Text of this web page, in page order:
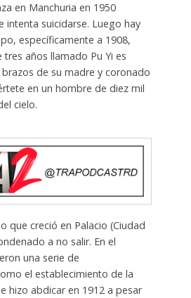
en Manchuria en 1950
intenta suicidarse. Luego hay
específicamente a 1908,
años llamado Pu Yi es
de su madre y coronado
en un hombre de diez mil
cielo.
que creció en Palacio (Ciudad
a no salir. En el
una serie de
el establecimiento de la
hizo abdicar en 1912 a pesar